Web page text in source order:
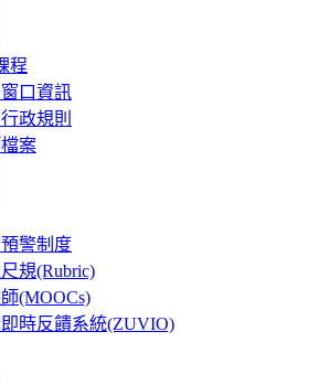
程
口資訊
政規則
案
警制度
規(Rubric)
(MOOCs)
時反饋系統(ZUVIO)